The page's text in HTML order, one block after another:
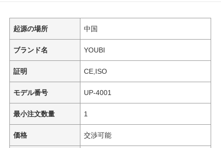
起源の場所 中国
ブランド名 YOUBI
証明 CE,ISO
モデル番号 UP-4001
最小注文数量 1
価格 交渉可能